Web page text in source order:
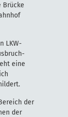
Brücke
LKW-
eine
der
der